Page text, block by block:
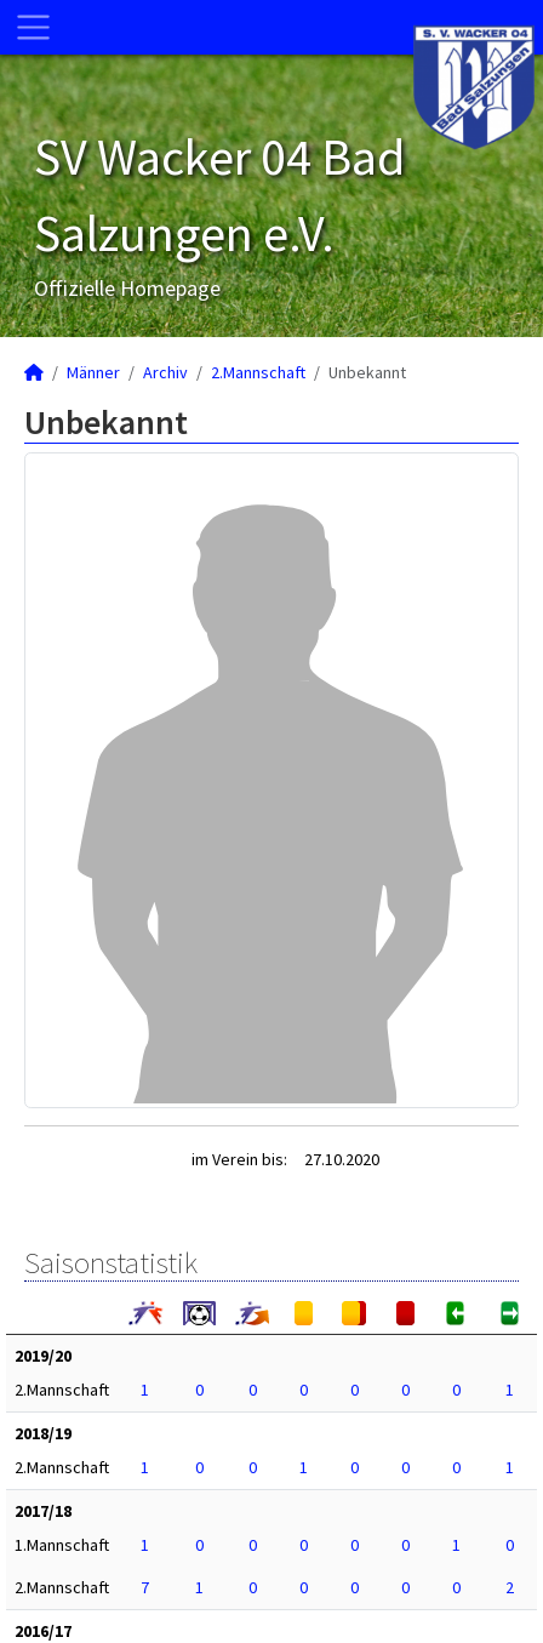
SV Wacker 04 Bad
Salzungen e.V.
Offizielle Homepage
Männer Archiv 2.Mannschaft Unbekannt
Unbekannt
im Verein bis: 27.10.2020
Saisonstatistik
2019/20
2.Mannschaft
1 0 0 0 0 0 0
1
2018/19
2.Mannschaft
1 0 0 1 0 0 0
1
2017/18
1.Mannschaft
1 0 0 0 0 0 1
0
2.Mannschaft
7 1 0 0 0 0 0
2
2016/17